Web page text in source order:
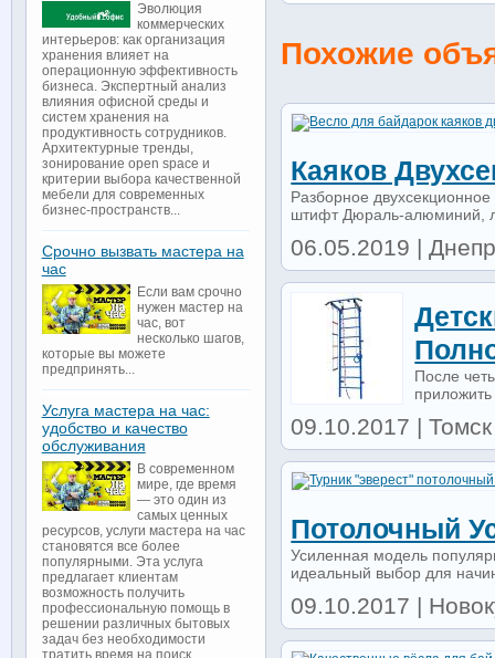
Похожие
Каяков
Разборное
штифт Дюраль-алюминий,
06.05.2019 |
После
09.10.2017 |
Потолочный
Усиленная модель
идеальный выбор для
09.10.2017 |
Эволюция
коммерческих
интерьеров: как организация
хранения влияет на
операционную эффективность
бизнеса. Экспертный анализ
влияния офисной среды и
систем хранения на
продуктивность сотрудников.
Архитектурные тренды,
зонирование open space и
критерии выбора качественной
мебели для современных
бизнес-пространств...
Срочно вызвать мастера на
час
Если вам срочно
нужен мастер на
час, вот
несколько шагов,
которые вы можете
предпринять...
Услуга мастера на час:
удобство и качество
обслуживания
В современном
мире, где время
— это один из
самых ценных
ресурсов, услуги мастера на час
становятся все более
популярными. Эта услуга
предлагает клиентам
возможность получить
профессиональную помощь в
решении различных бытовых
задач без необходимости
тратить время на поиск